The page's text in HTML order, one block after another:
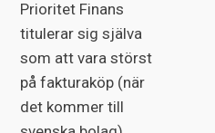
Prioritet Finans
titulerar sig själva
som att vara störst
på fakturaköp (när
det kommer till